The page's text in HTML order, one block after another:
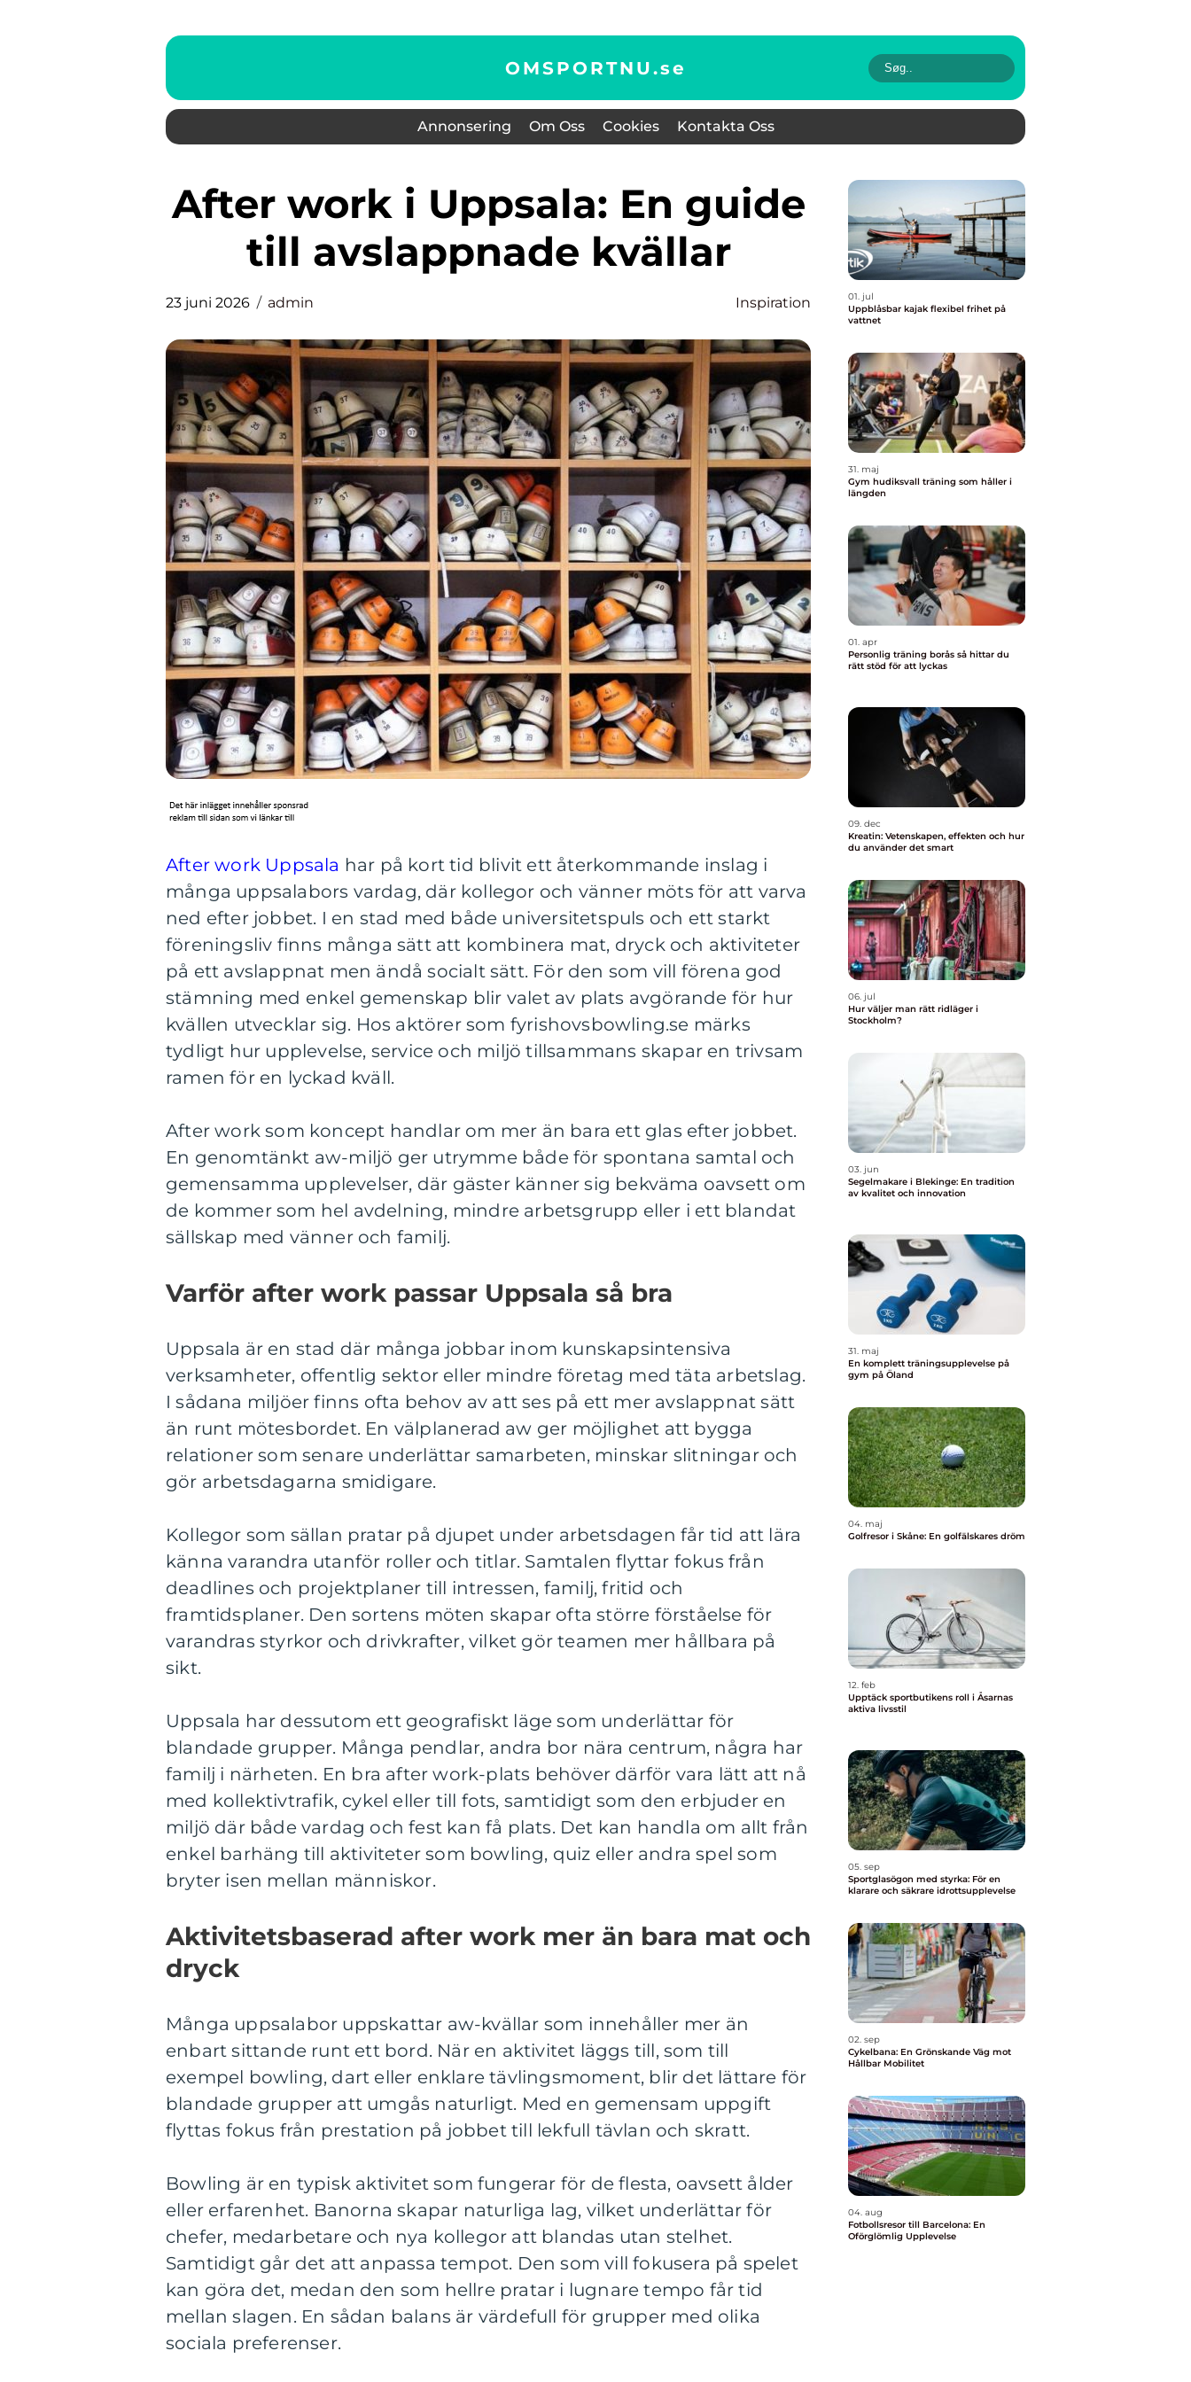
OMSPORTNU.se
Annonsering Om Oss Cookies Kontakta Oss
After work i Uppsala: En guide
till avslappnade kvällar
23 juni 2026 admin Inspiration
After work Uppsala har på kort tid blivit ett återkommande inslag i
många uppsalabors vardag, där kollegor och vänner möts för att varva
ned efter jobbet. I en stad med både universitetspuls och ett starkt
föreningsliv finns många sätt att kombinera mat, dryck och aktiviteter
på ett avslappnat men ändå socialt sätt. För den som vill förena god
stämning med enkel gemenskap blir valet av plats avgörande för hur
kvällen utvecklar sig. Hos aktörer som fyrishovsbowling.se märks
tydligt hur upplevelse, service och miljö tillsammans skapar en trivsam
ramen för en lyckad kväll.
After work som koncept handlar om mer än bara ett glas efter jobbet.
En genomtänkt aw-miljö ger utrymme både för spontana samtal och
gemensamma upplevelser, där gäster känner sig bekväma oavsett om
de kommer som hel avdelning, mindre arbetsgrupp eller i ett blandat
sällskap med vänner och familj.
Varför after work passar Uppsala så bra
Uppsala är en stad där många jobbar inom kunskapsintensiva
verksamheter, offentlig sektor eller mindre företag med täta arbetslag.
I sådana miljöer finns ofta behov av att ses på ett mer avslappnat sätt
än runt mötesbordet. En välplanerad aw ger möjlighet att bygga
relationer som senare underlättar samarbeten, minskar slitningar och
gör arbetsdagarna smidigare.
Kollegor som sällan pratar på djupet under arbetsdagen får tid att lära
känna varandra utanför roller och titlar. Samtalen flyttar fokus från
deadlines och projektplaner till intressen, familj, fritid och
framtidsplaner. Den sortens möten skapar ofta större förståelse för
varandras styrkor och drivkrafter, vilket gör teamen mer hållbara på
sikt.
Uppsala har dessutom ett geografiskt läge som underlättar för
blandade grupper. Många pendlar, andra bor nära centrum, några har
familj i närheten. En bra after work-plats behöver därför vara lätt att nå
med kollektivtrafik, cykel eller till fots, samtidigt som den erbjuder en
miljö där både vardag och fest kan få plats. Det kan handla om allt från
enkel barhäng till aktiviteter som bowling, quiz eller andra spel som
bryter isen mellan människor.
Aktivitetsbaserad after work mer än bara mat och
dryck
Många uppsalabor uppskattar aw-kvällar som innehåller mer än
enbart sittande runt ett bord. När en aktivitet läggs till, som till
exempel bowling, dart eller enklare tävlingsmoment, blir det lättare för
blandade grupper att umgås naturligt. Med en gemensam uppgift
flyttas fokus från prestation på jobbet till lekfull tävlan och skratt.
Bowling är en typisk aktivitet som fungerar för de flesta, oavsett ålder
eller erfarenhet. Banorna skapar naturliga lag, vilket underlättar för
chefer, medarbetare och nya kollegor att blandas utan stelhet.
Samtidigt går det att anpassa tempot. Den som vill fokusera på spelet
kan göra det, medan den som hellre pratar i lugnare tempo får tid
mellan slagen. En sådan balans är värdefull för grupper med olika
sociala preferenser.
01. jul
Uppblåsbar kajak flexibel frihet på
vattnet
31. maj
Gym hudiksvall träning som håller i
längden
01. apr
Personlig träning borås så hittar du
rätt stöd för att lyckas
09. dec
Kreatin: Vetenskapen, effekten och hur
du använder det smart
06. jul
Hur väljer man rätt ridläger i
Stockholm?
03. jun
Segelmakare i Blekinge: En tradition
av kvalitet och innovation
31. maj
En komplett träningsupplevelse på
gym på Öland
04. maj
Golfresor i Skåne: En golfälskares dröm
12. feb
Upptäck sportbutikens roll i Åsarnas
aktiva livsstil
05. sep
Sportglasögon med styrka: För en
klarare och säkrare idrottsupplevelse
02. sep
Cykelbana: En Grönskande Väg mot
Hållbar Mobilitet
04. aug
Fotbollsresor till Barcelona: En
Oförglömlig Upplevelse